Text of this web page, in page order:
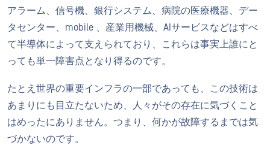
アラーム、信号機、銀行システム、病院の医療機器、デー
タセンター、mobile 、産業用機械、AIサービスなどはすべ
て半導体によって支えられており、これらは事実上誰にと
っても単一障害点となり得るのです。
たとえ世界の重要インフラの一部であっても、この技術は
あまりにも目立たないため、人々がその存在に気づくこと
はめったにありません。つまり、何かが故障するまでは気
づかないのです。